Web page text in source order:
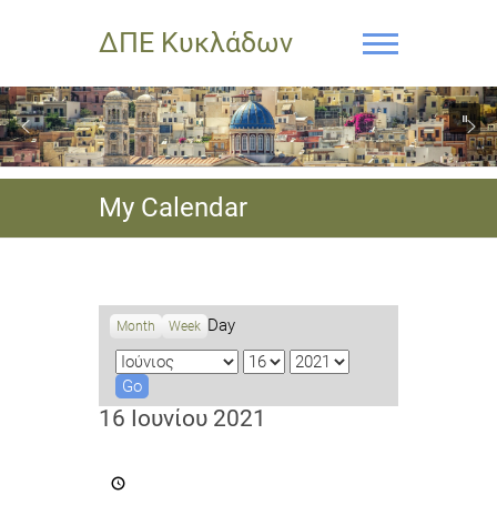
ΔΠΕ Κυκλάδων
My Calendar
Month Week Day
M
o
n
D
y
Y
a
16 Ιουνίου 2021
στις